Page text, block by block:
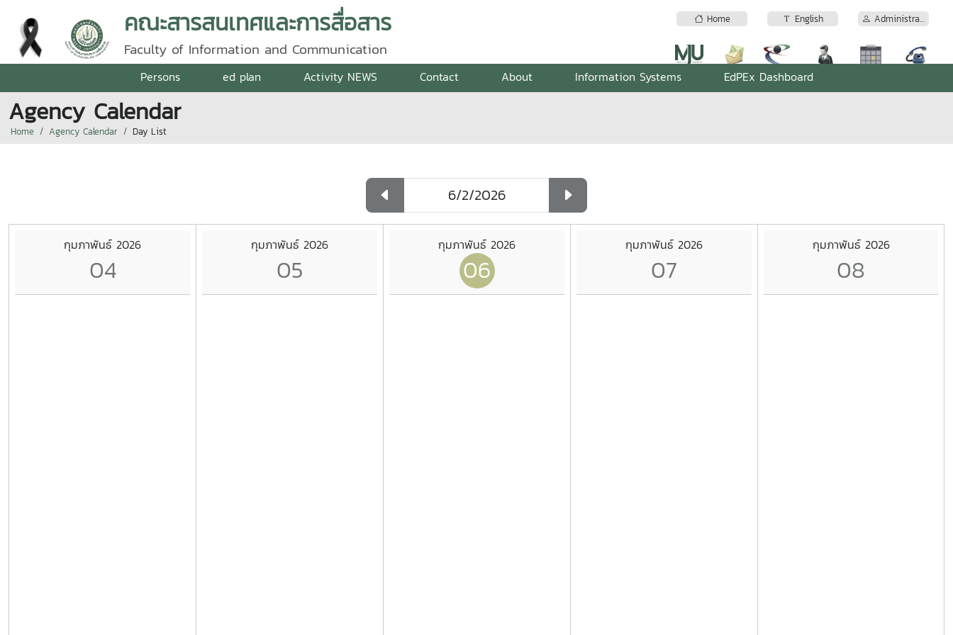
Home English Administrator
คณะสารสนเทศและการสื่อสาร
Faculty of Information and Communication
Persons ed plan Activity NEWS Contact About Information Systems EdPEx Dashboard
Agency Calendar
Home Agency Calendar Day List
กุมภาพันธ์ 2026
04
กุมภาพันธ์ 2026
05
กุมภาพันธ์ 2026
06
กุมภาพันธ์ 2026
07
กุมภาพันธ์ 2026
08